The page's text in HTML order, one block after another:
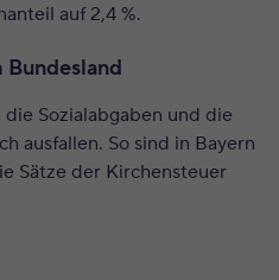
auf 2,4 %.
Sozialabgaben und die
ausfallen. So sind in Bayern
Sätze der Kirchensteuer